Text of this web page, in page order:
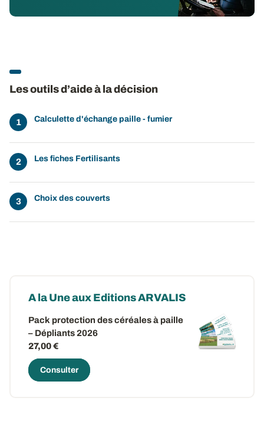
Les outils d’aide à la décision
Calculette d'échange paille - fumier
Les fiches Fertilisants
Choix des couverts
A la Une aux Editions ARVALIS
Pack protection des céréales à paille
– Dépliants 2026
27,00 €
Consulter